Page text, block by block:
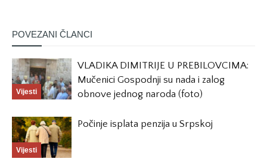
POVEZANI ČLANCI
Vijesti
VLADIKA DIMITRIJE U PREBILOVCIMA:
Mučenici Gospodnji su nada i zalog
obnove jednog naroda (foto)
Vijesti
Počinje isplata penzija u Srpskoj